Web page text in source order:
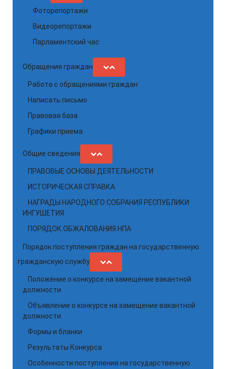
Фоторепортажи
Видеорепортажи
Парламентский час
Обращения граждан
Работа с обращениями граждан
Написать письмо
Правовая база
Графики приема
Общие сведения
ПРАВОВЫЕ ОСНОВЫ ДЕЯТЕЛЬНОСТИ
ИСТОРИЧЕСКАЯ СПРАВКА
НАГРАДЫ НАРОДНОГО СОБРАНИЯ РЕСПУБЛИКИ
ИНГУШЕТИЯ
ПОРЯДОК ОБЖАЛОВАНИЯ НПА
Порядок поступления граждан на государственную
гражданскую службу
Положение о конкурсе на замещение вакантной
должности
Объявление о конкурсе на замещение вакантной
должности
Формы и бланки
Результаты Конкурса
Особенности поступления на государственную